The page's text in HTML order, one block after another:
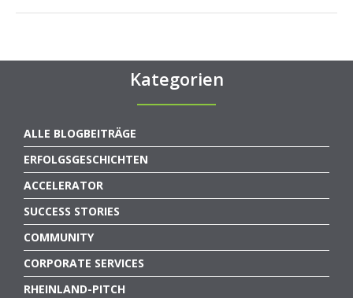
Kategorien
ALLE BLOGBEITRÄGE
ERFOLGSGESCHICHTEN
ACCELERATOR
SUCCESS STORIES
COMMUNITY
CORPORATE SERVICES
RHEINLAND-PITCH